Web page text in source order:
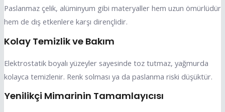
Paslanmaz çelik, alüminyum gibi materyaller hem uzun ömürlüdür
hem de dış etkenlere karşı dirençlidir.
Kolay Temizlik ve Bakım
Elektrostatik boyalı yüzeyler sayesinde toz tutmaz, yağmurda
kolayca temizlenir. Renk solması ya da paslanma riski düşüktür.
Yenilikçi Mimarinin Tamamlayıcısı